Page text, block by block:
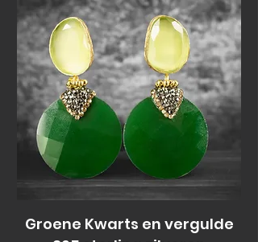
Groene Kwarts en vergulde